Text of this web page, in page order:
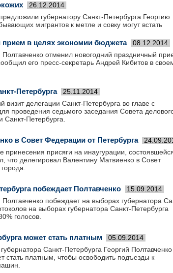
26.12.2014
губернатору Санкт-Петербурга Георгию
мигрантов к метле и совку могут встать
прием в целях экономии бюджета 08.12.2014
Полтавченко отменил новогодний праздничный
его пресс-секретарь Андрей Кибитов в
Петербурга 25.11.2014
визит делегации Санкт-Петербурга во главе с
проведения седьмого заседания Совета
Санкт-Петербурга.
в Совет Федерации от Петербурга
принесения присяги на инаугурации,
что делегировал Валентину Матвиенко в Совет
побеждает Полтавченко 15.09.2014
побеждает на выборах губернатора
на выборах губернатора Санкт-Петербурга
голосов.
может стать платным 05.09.2014
Санкт-Петербурга Георгий Полтавченко
стать платным, чтобы освободить подъезды к